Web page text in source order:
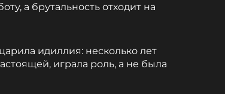
а брутальность отходит на
идиллия: несколько лет
играла роль, а не была